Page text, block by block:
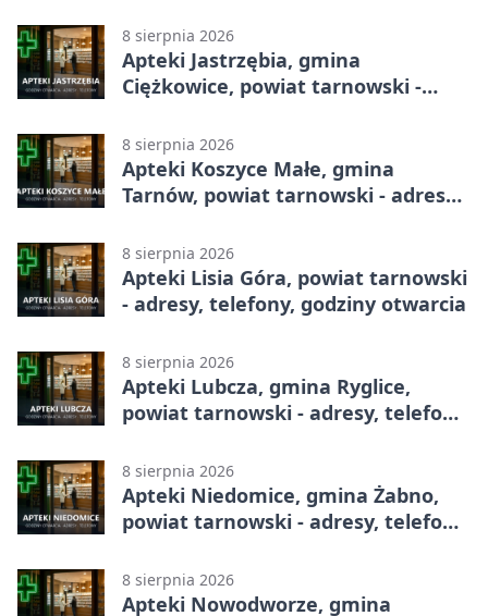
8 sierpnia 2026
Apteki Jastrzębia, gmina
Ciężkowice, powiat tarnowski -
8 sierpnia 2026
Apteki Koszyce Małe, gmina
Tarnów, powiat tarnowski - adresy,
8 sierpnia 2026
Apteki Lisia Góra, powiat tarnowski
- adresy, telefony, godziny otwarcia
8 sierpnia 2026
Apteki Lubcza, gmina Ryglice,
powiat tarnowski - adresy, telefony,
8 sierpnia 2026
Apteki Niedomice, gmina Żabno,
powiat tarnowski - adresy, telefony,
8 sierpnia 2026
Apteki Nowodworze, gmina